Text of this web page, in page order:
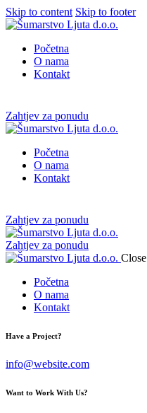
Skip to content Skip to footer
Početna
O nama
Kontakt
Zahtjev za ponudu
Početna
O nama
Kontakt
Zahtjev za ponudu
Zahtjev za ponudu
Close
Početna
O nama
Kontakt
Have a Project?
info@website.com
Want to Work With Us?